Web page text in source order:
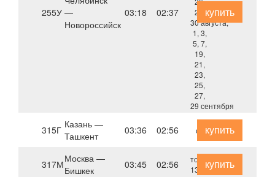
255У —
Новороссийск
03:18 02:37
28,
30 августа,
1, 3,
5, 7,
19,
21,
23,
25,
27,
29 сентября
купить
315Г Казань —
Ташкент
03:36 02:56 ср купить
317ММосква —
Бишкек
03:45 02:56
только
13 августа
купить